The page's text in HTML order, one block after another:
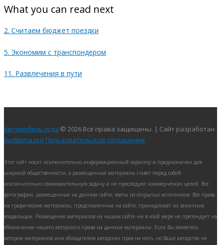
What you can read next
2. Считаем бюджет поездки
5. Экономим с транспондером
11. Развлечения в пути
Автомобиль года © 2026 Все права защищены. | Сайт разработан
Auditerra.pro Пользовательское соглашение
Этот сайт носит исключительно информационный характер и предназначен для
широкой общественности, а размещенные материалы ставят перед собой
исключительно ознакомительную задачу и не преследуют коммерческих целей. Все
фотографии, размещенные на данном сайте, взяты из открытых источников. Все права
на графические материалы, представленные на сайте, принадлежат их законным
владельцам. Размещение материалов на нашем сайте ни в коей мере не претендует на
обозначение нашего авторского права на данные материалы. Если Вы являетесь
автором материалов или обладателем авторских прав на него, но Ваше авторство не